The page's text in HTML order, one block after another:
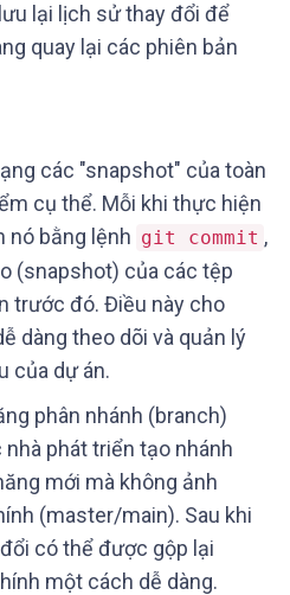
lại lịch sử thay đổi để
quay lại các phiên bản
các "snapshot" của toàn
cụ thể. Mỗi khi thực hiện
nó bằng lệnh git commit ,
(snapshot) của các tệp
trước đó. Điều này cho
dàng theo dõi và quản lý
của dự án.
phân nhánh (branch)
phát triển tạo nhánh
mới mà không ảnh
(master/main). Sau khi
có thể được gộp lại
một cách dễ dàng.